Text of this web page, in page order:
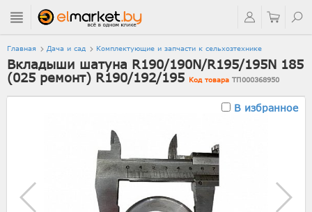
Главная Дача и сад Комплектующие и запчасти к сельхозтехнике
Вкладыши шатуна R190/190N/R195/195N 185
(025 ремонт) R190/192/195 Код товара ТП000368950
В избранное